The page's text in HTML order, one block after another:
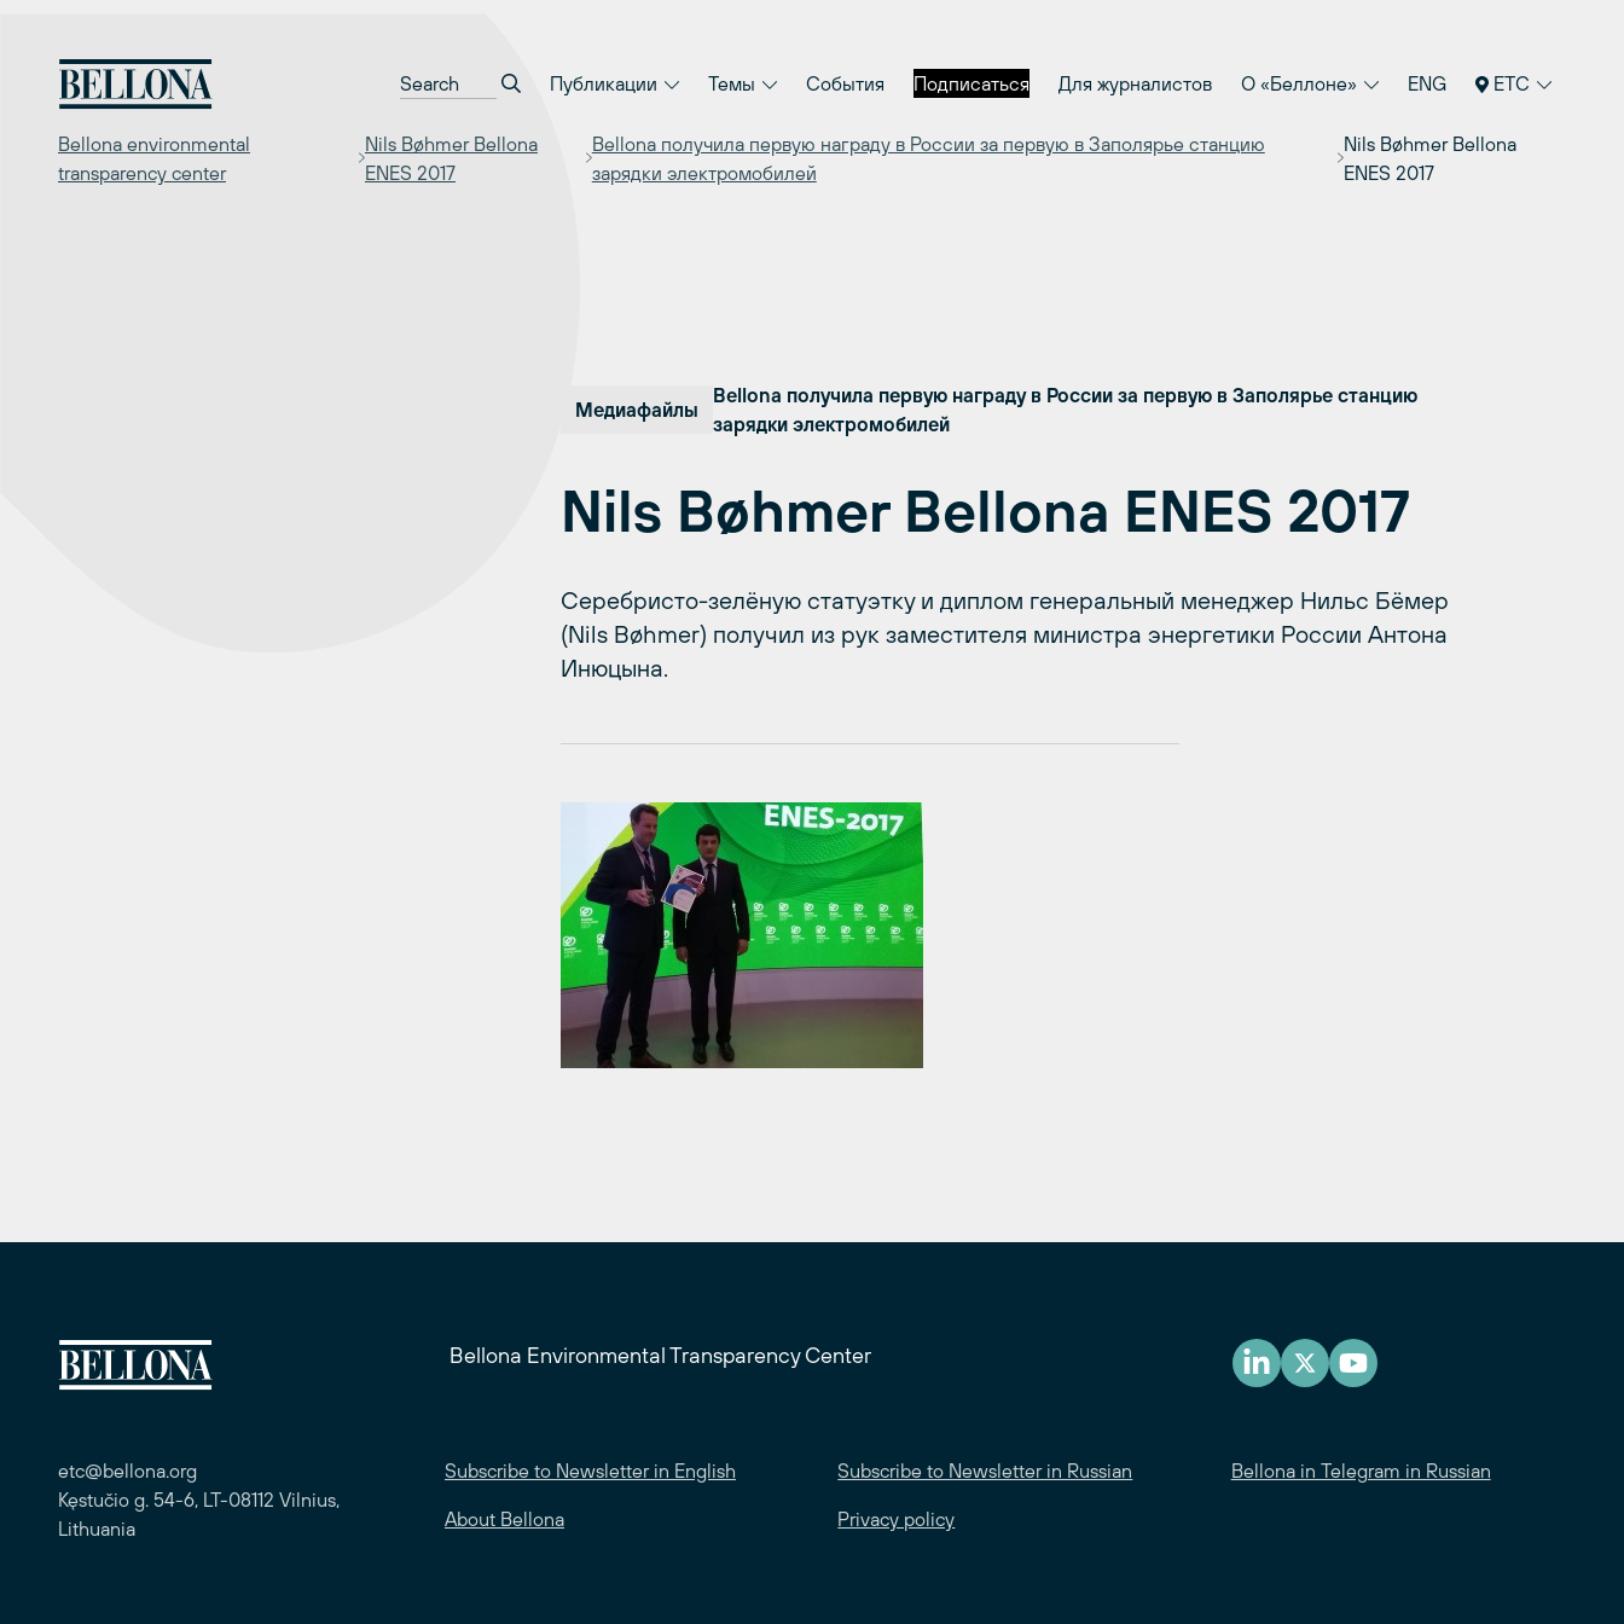
содержимому
Публикации Темы События Подписаться Для журналистов О «Беллоне» ENG ETC
Bellona environmental
transparency center
Nils Bøhmer Bellona
ENES 2017
Bellona получила первую награду в России за первую в Заполярье станцию
зарядки электромобилей
Nils Bøhmer Bellona
ENES 2017
Медиафайлы
Bellona получила первую награду в России за первую в Заполярье станцию
зарядки электромобилей
Nils Bøhmer Bellona ENES 2017
Серебристо-зелёную статуэтку и диплом генеральный менеджер Нильс Бёмер
(Nils Bøhmer) получил из рук заместителя министра энергетики России Антона
Инюцына.
Bellona Environmental Transparency Center
etc@bellona.org
Kęstučio g. 54-6, LT-08112 Vilnius,
Lithuania
Subscribe to Newsletter in English Subscribe to Newsletter in Russian Bellona in Telegram in Russian
About Bellona Privacy policy